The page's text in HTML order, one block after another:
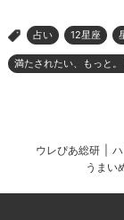
> 占い 12星座
満たされたい、もっと
ウレぴあ総研
うまい